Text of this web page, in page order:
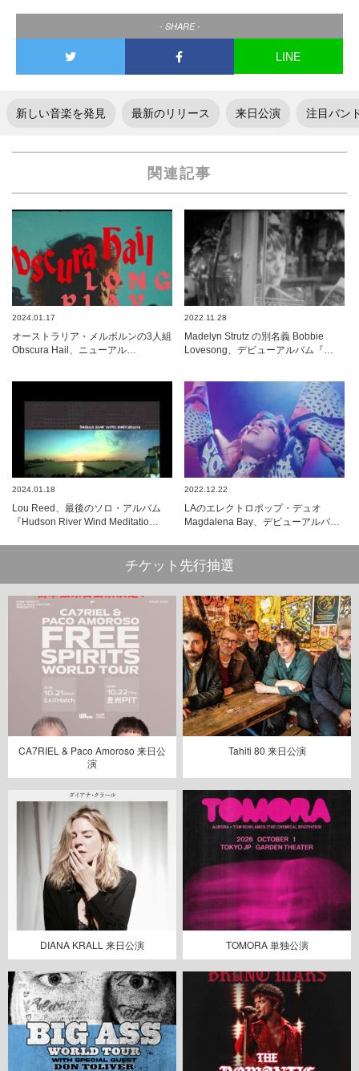
- SHARE -
LINE
新しい音楽を発見 最新のリリース 来日公演 注目バン
関連記事
2024.01.17
オーストラリア・メルボルンの3人組
Obscura Hail、ニューアル…
2022.11.28
Madelyn Strutz の別名義 Bobbie
Lovesong、デビューアルバム『…
2024.01.18
Lou Reed、最後のソロ・アルバム
『Hudson River Wind Meditatio…
2022.12.22
LAのエレクトロポップ・デュオ
Magdalena Bay、デビューアルバ…
チケット先行抽選
CA7RIEL & Paco Amoroso 来日公
演
Tahiti 80 来日公演
DIANA KRALL 来日公演 TOMORA 単独公演